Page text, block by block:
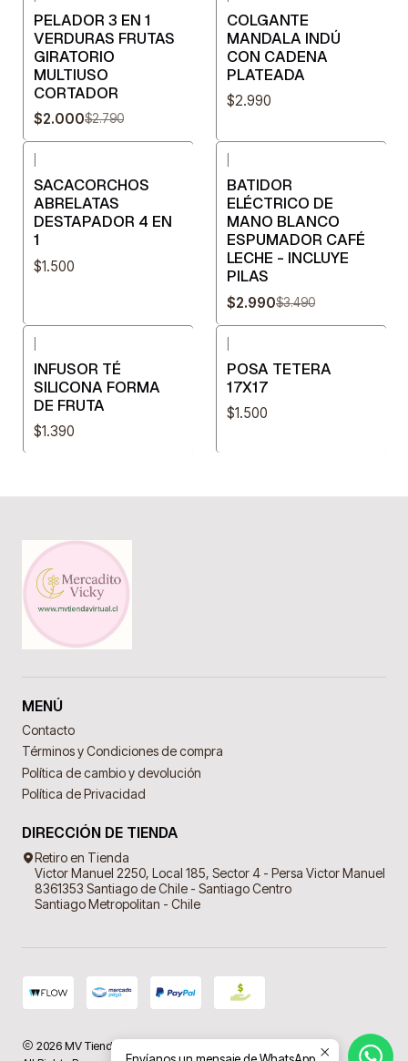
PELADOR 3 EN 1
VERDURAS FRUTAS
GIRATORIO
MULTIUSO
CORTADOR
$2.000$2.790
COLGANTE
MANDALA INDÚ
CON CADENA
PLATEADA
$2.990
SACACORCHOS
ABRELATAS
DESTAPADOR 4 EN
1
$1.500
BATIDOR
ELÉCTRICO DE
MANO BLANCO
ESPUMADOR CAFÉ
LECHE - INCLUYE
PILAS
$2.990$3.490
INFUSOR TÉ
SILICONA FORMA
DE FRUTA
$1.390
POSA TETERA
17X17
$1.500
MENÚ
Contacto
Términos y Condiciones de compra
Política de cambio y devolución
Política de Privacidad
DIRECCIÓN DE TIENDA
Retiro en Tienda
Victor Manuel 2250, Local 185, Sector 4 - Persa Victor Manuel
8361353 Santiago de Chile - Santiago Centro
Santiago Metropolitan - Chile
2026 MV Tienda Virtual.